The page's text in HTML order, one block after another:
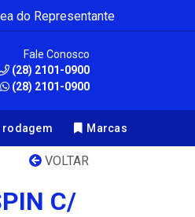
do Representante
Fale Conosco
(28) 2101-0900
(28) 2101-0900
rodagem Marcas
VOLTAR
C/